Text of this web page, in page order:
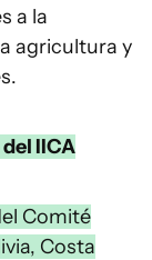
a la
agricultura y
IICA
Comité
Costa